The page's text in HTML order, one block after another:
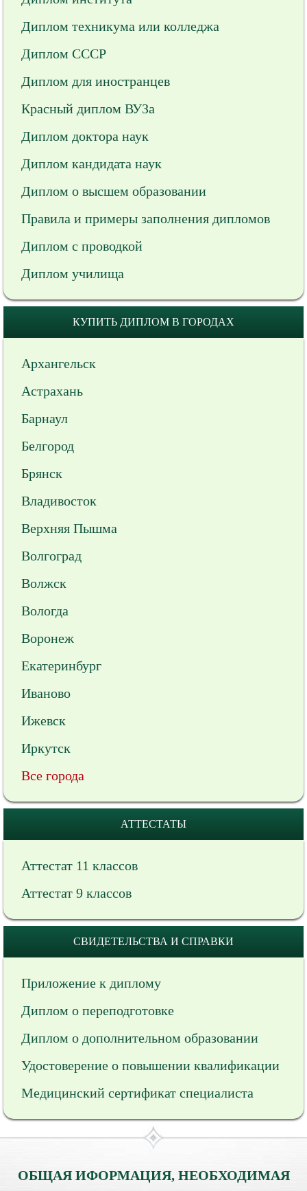
Диплом техникума или колледжа
Диплом СССР
Диплом для иностранцев
Красный диплом ВУЗа
Диплом доктора наук
Диплом кандидата наук
Диплом о высшем образовании
Правила и примеры заполнения дипломов
Диплом с проводкой
Диплом училища
КУПИТЬ ДИПЛОМ В ГОРОДАХ
Архангельск
Астрахань
Барнаул
Белгород
Брянск
Владивосток
Верхняя Пышма
Волгоград
Волжск
Вологда
Воронеж
Екатеринбург
Иваново
Ижевск
Иркутск
Все города
АТТЕСТАТЫ
Аттестат 11 классов
Аттестат 9 классов
СВИДЕТЕЛЬСТВА И СПРАВКИ
Приложение к диплому
Диплом о переподготовке
Диплом о дополнительном образовании
Удостоверение о повышении квалификации
Медицинский сертификат специалиста
ОБЩАЯ ИФОРМАЦИЯ, НЕОБХОДИМАЯ